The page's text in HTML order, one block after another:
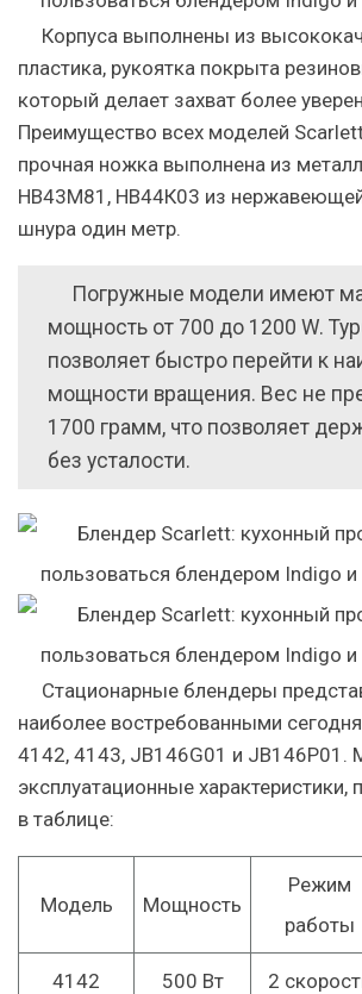
Корпуса выполнены из
пластика, рукоятка покрыта
который делает захват более
Преимущество всех моделей
прочная ножка выполнена из
HB43М81, HB44К03 из
шнура один метр.
Погружные модели имеют
мощность от 700 до 1200 W.
позволяет быстро перейти к
мощности вращения. Вес не
1700 грамм, что позволяет
без усталости.
Стационарные блендеры
наиболее востребованными
4142, 4143, JB146G01 и JB146Р01.
эксплуатационные характеристики,
в таблице:
Модель Мощность
Режим
работы
4142 500 Вт 2